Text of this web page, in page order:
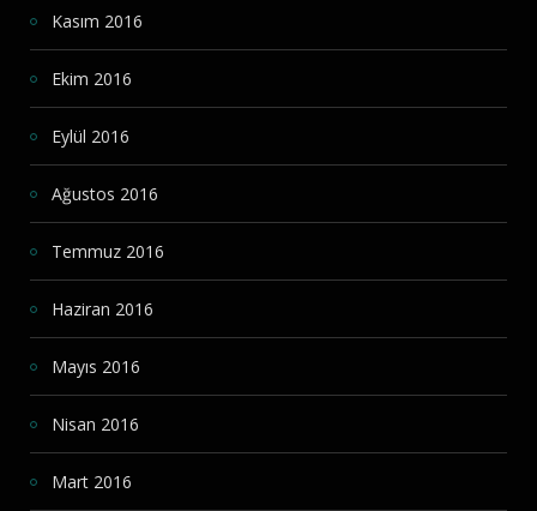
Kasım 2016
Ekim 2016
Eylül 2016
Ağustos 2016
Temmuz 2016
Haziran 2016
Mayıs 2016
Nisan 2016
Mart 2016